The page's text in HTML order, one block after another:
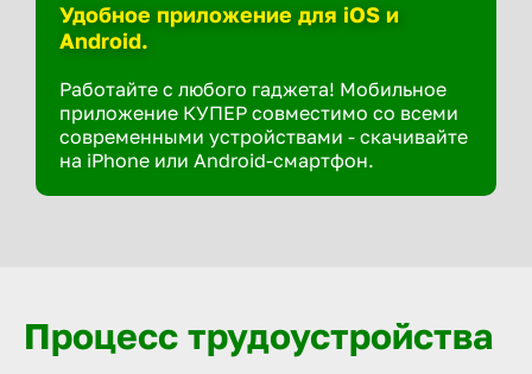
Удобное приложение для iOS и
Android.
Работайте с любого гаджета! Мобильное
приложение КУПЕР совместимо со всеми
современными устройствами - скачивайте
на iPhone или Android-смартфон.
Процесс трудоустройства